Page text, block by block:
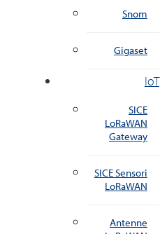
Snom
Gigaset
IoT
SICE
LoRaWAN
Gateway
SICE Sensori
LoRaWAN
Antenne